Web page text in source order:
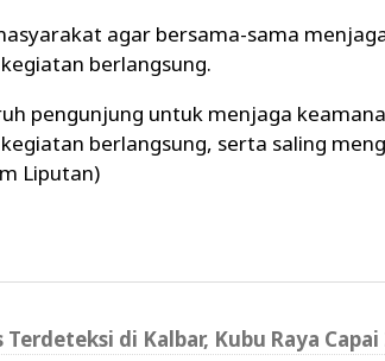
agar bersama-sama
berlangsung.
pengunjung untuk menjaga
berlangsung, serta saling
Liputan)
Terdeteksi di Kalbar, Kubu Raya